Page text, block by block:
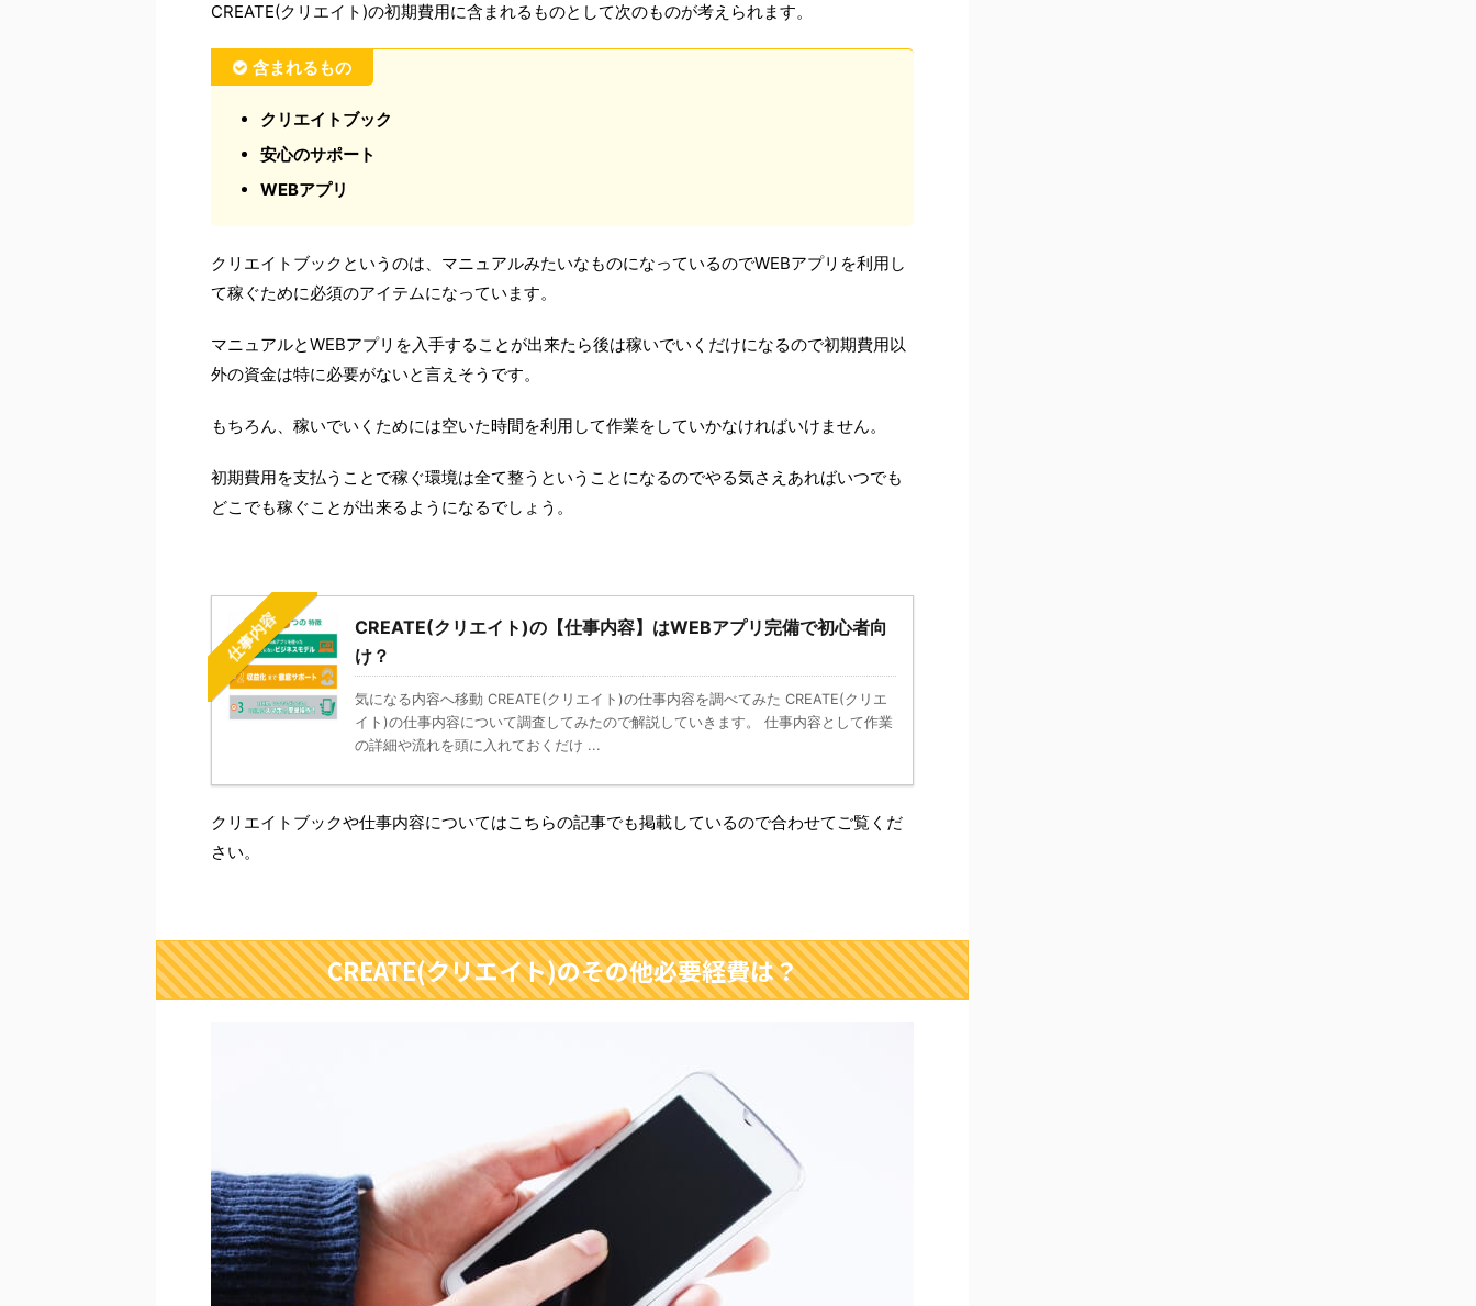
CREATE(クリエイト)の初期費用に含まれるものとして次のものが考えられます。
含まれるもの
クリエイトブック
安心のサポート
WEBアプリ
クリエイトブックというのは、マニュアルみたいなものになっているのでWEBアプリを利用し
て稼ぐために必須のアイテムになっています。
マニュアルとWEBアプリを入手することが出来たら後は稼いでいくだけになるので初期費用以
外の資金は特に必要がないと言えそうです。
もちろん、稼いでいくためには空いた時間を利用して作業をしていかなければいけません。
初期費用を支払うことで稼ぐ環境は全て整うということになるのでやる気さえあればいつでも
どこでも稼ぐことが出来るようになるでしょう。
仕事内容
CREATE(クリエイト)の【仕事内容】はWEBアプリ完備で初心者向
け？
気になる内容へ移動 CREATE(クリエイト)の仕事内容を調べてみた CREATE(クリエ
イト)の仕事内容について調査してみたので解説していきます。 仕事内容として作業
の詳細や流れを頭に入れておくだけ ...
クリエイトブックや仕事内容についてはこちらの記事でも掲載しているので合わせてご覧くだ
さい。
CREATE(クリエイト)のその他必要経費は？